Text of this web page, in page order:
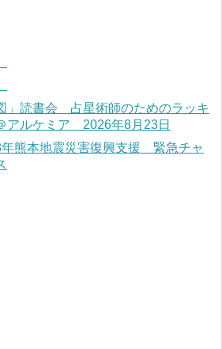
」読書会 占星術師のためのラッキ
アルケミア 2026年8月23日
年熊本地震災害復興支援 緊急チャ